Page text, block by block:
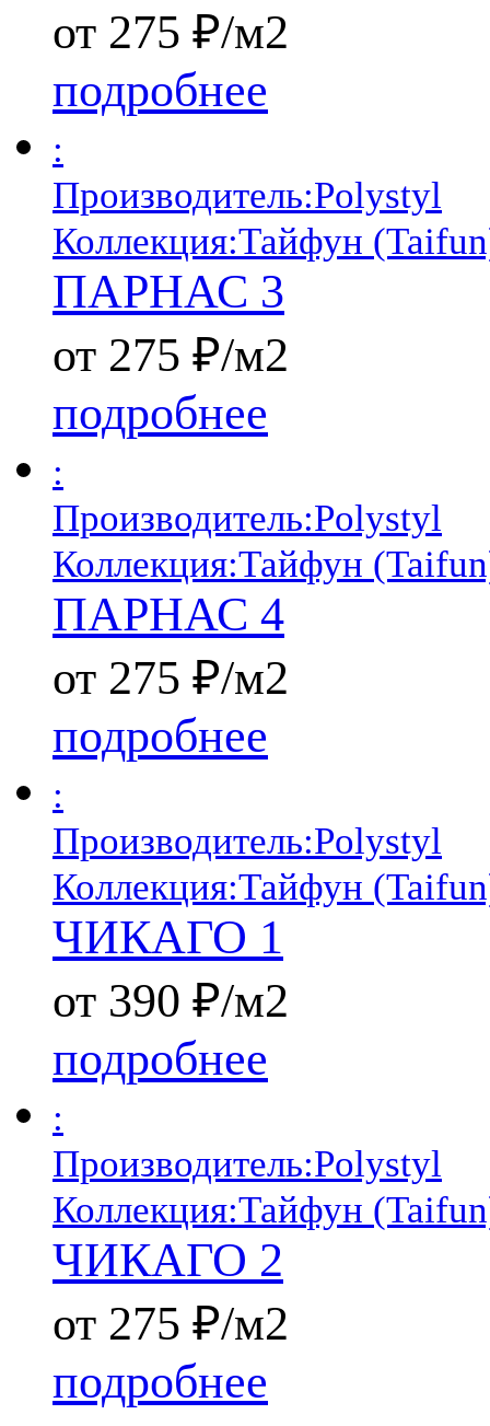
от 275 ₽/м2
подробнее
:
Производитель:Polystyl
Коллекция:Тайфун
ПАРНАС 3
от 275 ₽/м2
подробнее
:
Производитель:Polystyl
Коллекция:Тайфун
ПАРНАС 4
от 275 ₽/м2
подробнее
:
Производитель:Polystyl
Коллекция:Тайфун
ЧИКАГО 1
от 390 ₽/м2
подробнее
:
Производитель:Polystyl
Коллекция:Тайфун
ЧИКАГО 2
от 275 ₽/м2
подробнее